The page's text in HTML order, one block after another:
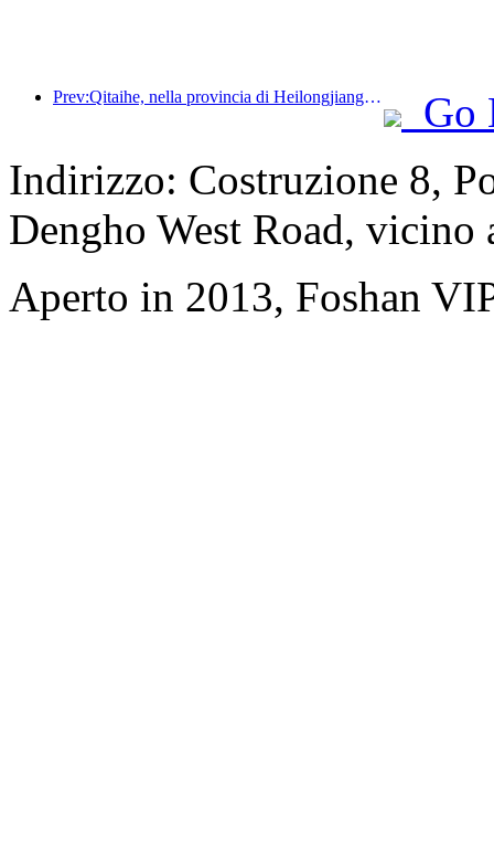
Prev:Qitaihe, nella provincia di Heilongjiang, ha emanato il primo regolamento nazionale sul settore del ghiaccio e della neve, incoraggiando l'integrazione dell'intelligenza artificiale negli sport su ghiaccio e neve.
Go
Indirizzo: Costruzione 8,
Dengho West Road, vicino
Aperto in 2013, Foshan